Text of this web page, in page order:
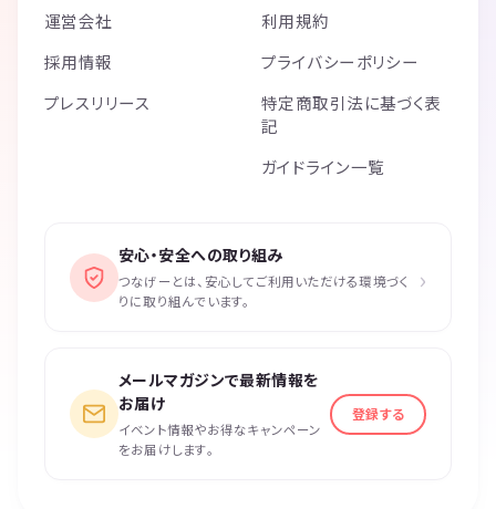
運営会社
採用情報
プレスリリース
利用規約
プライバシーポリシー
特定商取引法に基づく表
記
ガイドライン一覧
安心・安全への取り組み
つなげーとは、安心してご利用いただける環境づく
りに取り組んでいます。
›
メールマガジンで最新情報を
お届け
イベント情報やお得なキャンペーン
をお届けします。
登録する